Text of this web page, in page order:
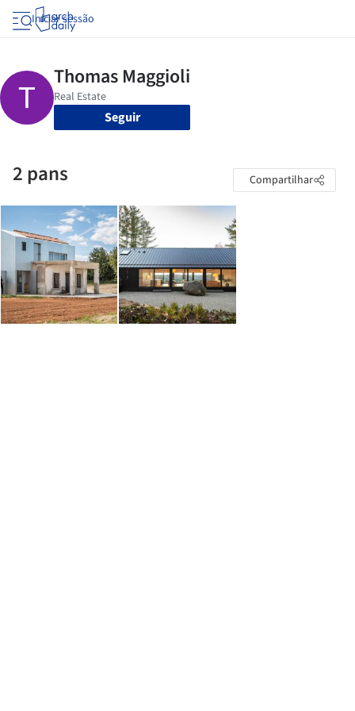
Iniciar sessão
Seguir
2 pans Compartilhar